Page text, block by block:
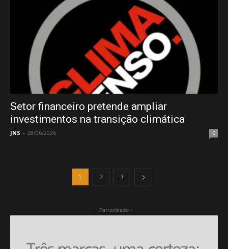
Setor financeiro pretende ampliar
investimentos na transição climática
JNS - 28/06/2026 0
1 2 3
- Patrocinado -